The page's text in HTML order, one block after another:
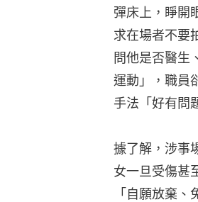
彈床上，睜開
求在場者不要
問他是否醫生
運動」，職員
手法「好有問
據了解，涉事
女一旦受傷甚
「自願放棄